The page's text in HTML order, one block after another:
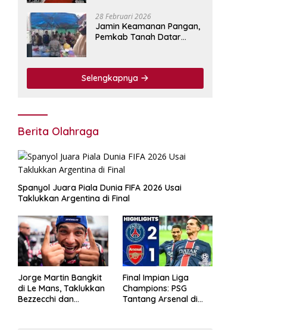
Jasa.
28 Februari 2026
Jamin Keamanan Pangan,
Pemkab Tanah Datar
Pabukoan
Selengkapnya
Berita Olahraga
Spanyol Juara Piala Dunia FIFA 2026 Usai
Taklukkan Argentina di Final
Jorge Martin Bangkit
di Le Mans, Taklukkan
Bezzecchi dan
Final Impian Liga
Champions: PSG
Tantang Arsenal di